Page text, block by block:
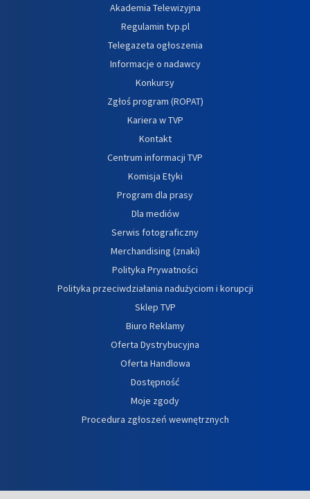
Akademia Telewizyjna
Regulamin tvp.pl
Telegazeta ogłoszenia
Informacje o nadawcy
Konkursy
Zgłoś program (ROPAT)
Kariera w TVP
Kontakt
Centrum informacji TVP
Komisja Etyki
Program dla prasy
Dla mediów
Serwis fotograficzny
Merchandising (znaki)
Polityka Prywatności
Polityka przeciwdziałania nadużyciom i korupcji
Sklep TVP
Biuro Reklamy
Oferta Dystrybucyjna
Oferta Handlowa
Dostępność
Moje zgody
Procedura zgłoszeń wewnętrznych